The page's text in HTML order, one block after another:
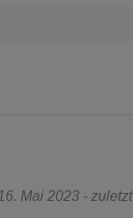
Mai 2023 - zuletzt